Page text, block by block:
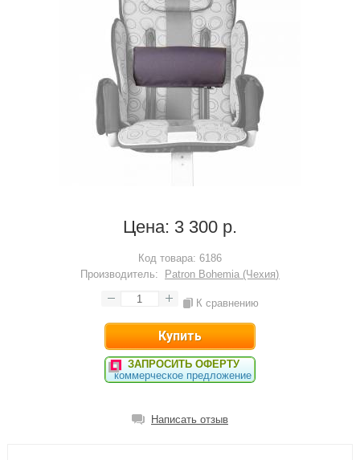
Цена: 3 300 р.
Код товара: 6186
Производитель:
Patron Bohemia (Чехия)
К сравнению
ЗАПРОСИТЬ ОФЕРТУ
коммерческое предложение
Написать отзыв